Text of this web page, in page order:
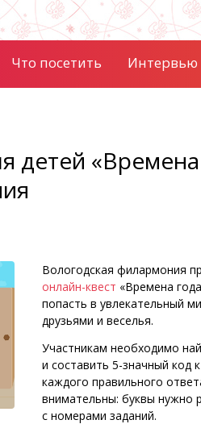
Что посетить Интервью
детей
Вологодская филармония
онлайн-квест «Времена
попасть в увлекательный
друзьями и веселья.
Участникам необходимо
и составить 5-значный код
каждого правильного
внимательны: буквы нужно
с номерами заданий.